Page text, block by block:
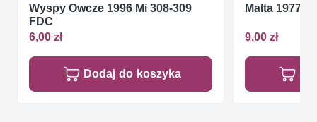
Wyspy Owcze 1996 Mi 308-309
FDC
6,00 zł
Dodaj do koszyka
Malta 1977
9,00 zł